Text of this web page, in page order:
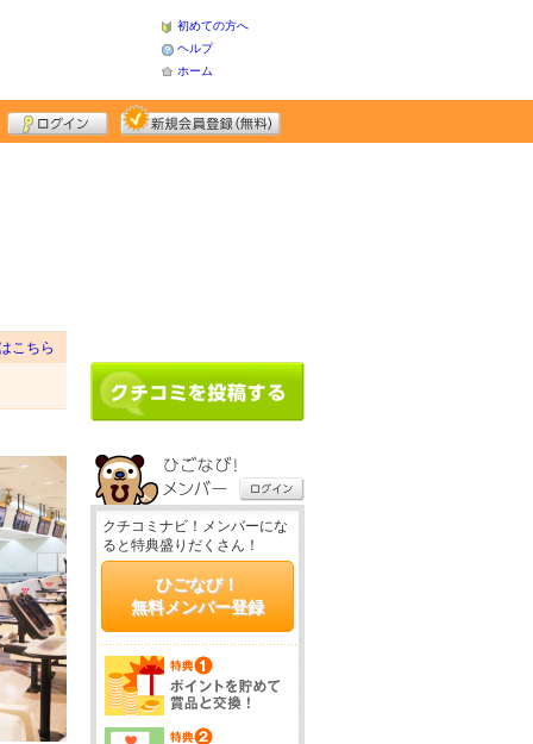
初めての方へ
ヘルプ
ホーム
こちら
クチコミナビ！メンバーにな
ると特典盛りだくさん！
ひごなび！
無料メンバー登録